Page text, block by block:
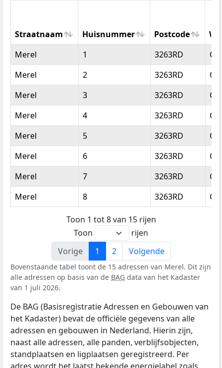
Straatnaam Huisnummer Postcode
Straatnaam
Huisnummer Postcode
Merel 1 3263RD
Merel
2 3263RD
Merel
3 3263RD
Merel
4 3263RD
Merel
5 3263RD
Merel
6 3263RD
Merel
7 3263RD
Merel
8 3263RD
Toon 1 tot 8 van 15 rijen
Toon
rijen
Vorige
1 2 Volgende
Bovenstaande tabel toont de 15 adressen van Merel. Dit zijn
alle adressen op basis van de BAG data van het Kadaster
van 1 juli 2026.
De BAG (Basisregistratie Adressen en Gebouwen van
het Kadaster) bevat de officiële gegevens van alle
adressen en gebouwen in Nederland. Hierin zijn,
naast alle adressen, alle panden, verblijfsobjecten,
standplaatsen en ligplaatsen geregistreerd. Per